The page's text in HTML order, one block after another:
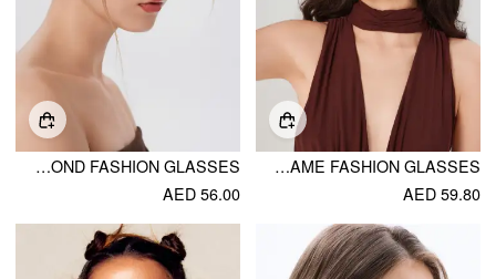
OVAL FRAME FASHION GLASSES
AED 59.80
SQUARE DIAMOND FASHION GLASSES
AED 56.00